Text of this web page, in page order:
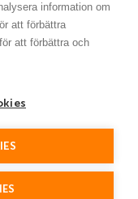
information om
att förbättra
att förbättra och
the Google
apply.